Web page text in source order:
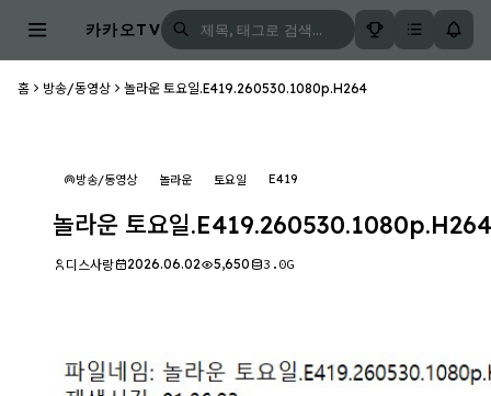
카카오TV
홈 방송/동영상 놀라운 토요일.E419.260530.1080p.H264
방송/동영상 놀라운 토요일 E419
놀라운 토요일.E419.260530.1080p.H264
디스사랑 2026.06.02 5,650 3.0G